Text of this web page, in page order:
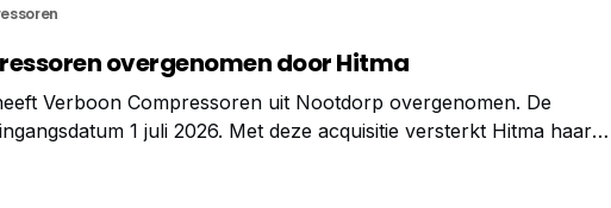
overgenomen door Hitma
Verboon Compressoren uit Nootdorp overgenomen. De
1 juli 2026. Met deze acquisitie versterkt Hitma haar
van persluchtoplossingen en service. Compressoren en